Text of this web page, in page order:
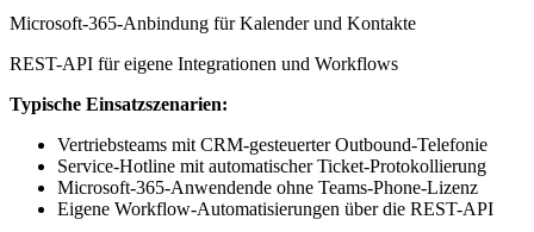
Microsoft-365-Anbindung für Kalender und Kontakte
REST-API für eigene Integrationen und Workflows
Typische Einsatzszenarien:
Vertriebsteams mit CRM-gesteuerter Outbound-Telefonie
Service-Hotline mit automatischer Ticket-Protokollierung
Microsoft-365-Anwendende ohne Teams-Phone-Lizenz
Eigene Workflow-Automatisierungen über die REST-API